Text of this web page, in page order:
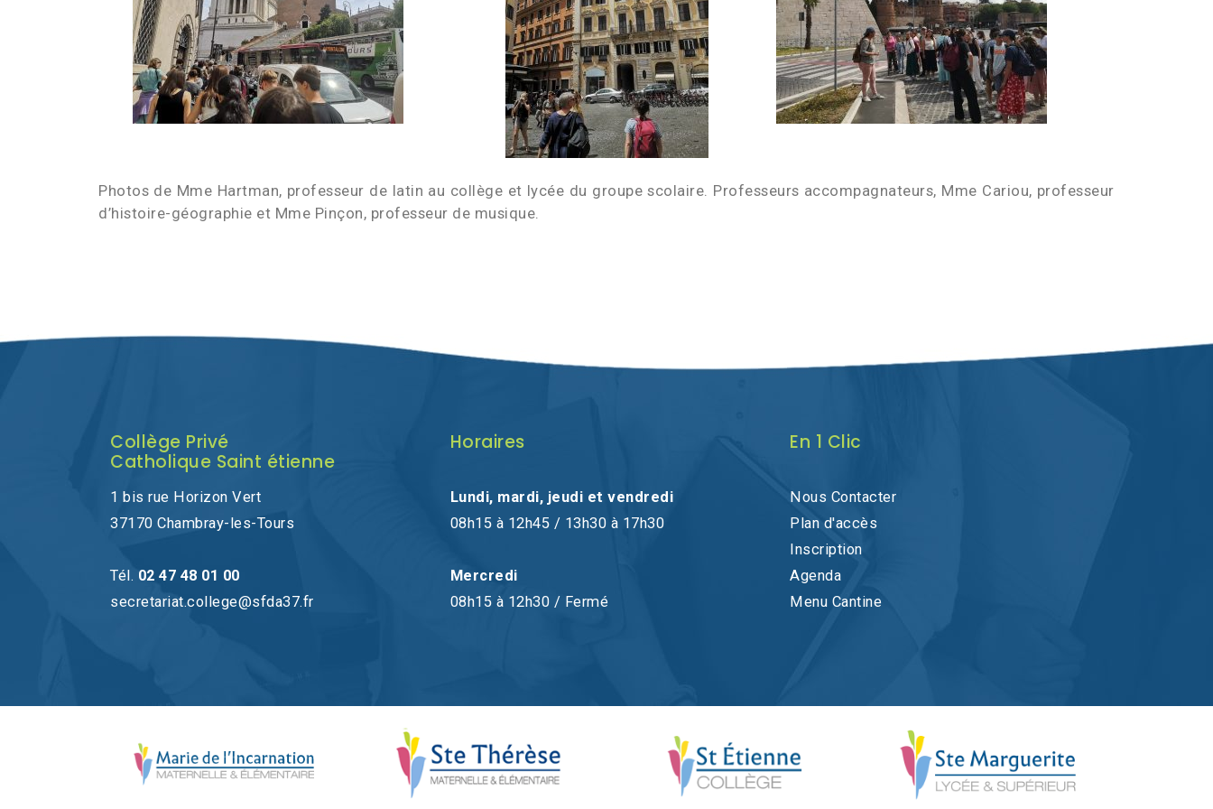
Photos de Mme Hartman, professeur de latin au collège et lycée du groupe scolaire. Professeurs accompagnateurs, Mme Cariou, professeur
d’histoire-géographie et Mme Pinçon, professeur de musique.
Collège Privé
Catholique Saint étienne
1 bis rue Horizon Vert
37170 Chambray-les-Tours
Tél. 02 47 48 01 00
secretariat.college@sfda37.fr
Horaires
Lundi, mardi, jeudi et vendredi
08h15 à 12h45 / 13h30 à 17h30
Mercredi
08h15 à 12h30 / Fermé
En 1 Clic
Nous Contacter
Plan d'accès
Inscription
Agenda
Menu Cantine